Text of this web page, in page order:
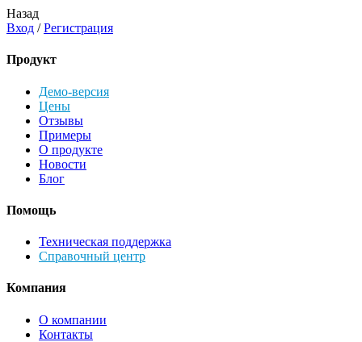
Назад
Вход /Регистрация
Продукт
Демо-версия
Цены
Отзывы
Примеры
О продукте
Новости
Блог
Помощь
Техническая поддержка
Справочный центр
Компания
О компании
Контакты